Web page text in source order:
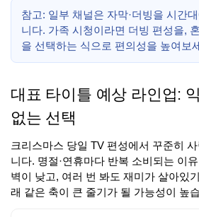
참고: 일부 채널은 자막·더빙을 시간
니다. 가족 시청이라면 더빙 편성을,
을 선택하는 식으로 편의성을 높여보
대표 타이틀 예상 라인업:
없는 선택
크리스마스 당일 TV 편성에서 꾸준히
니다. 명절·연휴마다 반복 소비되는 이
벽이 낮고, 여러 번 봐도 재미가 살아있
래 같은 축이 큰 줄기가 될 가능성이 높